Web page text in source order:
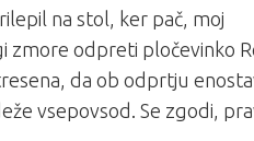
na stol, ker pač, moj
zmore odpreti pločevinko
da ob odprtju
vsepovsod. Se zgodi,